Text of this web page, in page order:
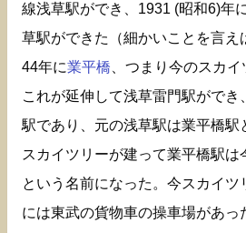
線浅草駅ができ、1931 (昭和6)年
草駅ができた（細かいことを言え
44年に業平橋 、つまり今のスカ
これが延伸して浅草雷門駅がで
駅であり、元の浅草駅は業平橋駅
スカイツリーが建って業平橋駅は
という名前になった。今スカイ
には東武の貨物車の操車場があっ